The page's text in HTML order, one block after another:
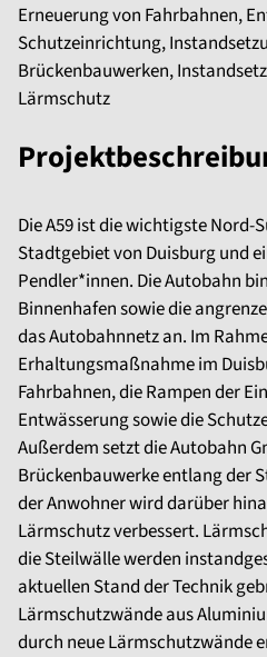
Erneuerung von Fahrbahnen,
Schutzeinrichtung,
Brückenbauwerken,
Lärmschutz
Die A59 ist die wichtigste Nord-
Stadtgebiet von Duisburg und
Pendler*innen. Die Autobahn
Binnenhafen sowie die
das Autobahnnetz an. Im
Erhaltungsmaßnahme im
Fahrbahnen, die Rampen der
Entwässerung sowie die
Außerdem setzt die Autobahn
Brückenbauwerke entlang der
der Anwohner wird darüber
Lärmschutz verbessert.
die Steilwälle werden
aktuellen Stand der Technik
Lärmschutzwände aus
durch neue Lärmschutzwände